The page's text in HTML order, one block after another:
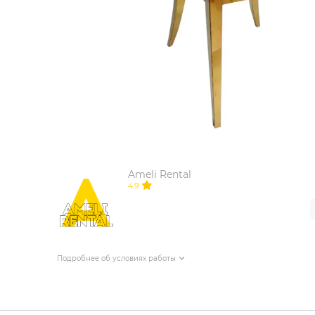
ИЗДЕЛИЯ ДЛЯ КОМФОРТА
ТЕХНИЧЕСКОЕ ОБОРУДОВАНИЕ
Ameli Rental
4.9
Подробнее об условиях работы